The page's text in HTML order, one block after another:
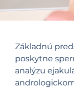
Základnú
poskytne
analýzu